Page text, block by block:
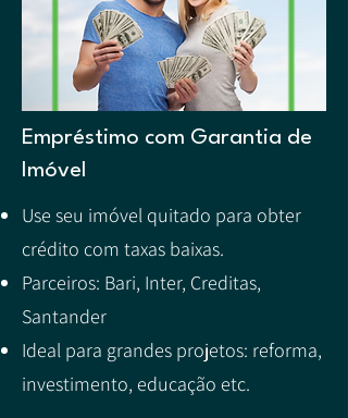
Empréstimo com Garantia de
Imóvel
Use seu imóvel quitado para obter
crédito com taxas baixas.
Parceiros: Bari, Inter, Creditas,
Santander
Ideal para grandes projetos: reforma,
investimento, educação etc.